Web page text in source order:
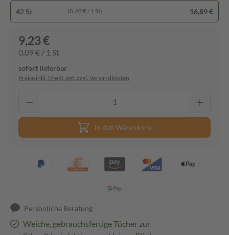
42 St (0,40 € / 1 St) 16,89 €
9,23 €
0,09 € / 1 St
sofort lieferbar
Preise inkl. MwSt. ggf. zzgl. Versandkosten
In den Warenkorb
Persönliche Beratung
Weiche, gebrauchsfertige Tücher zur